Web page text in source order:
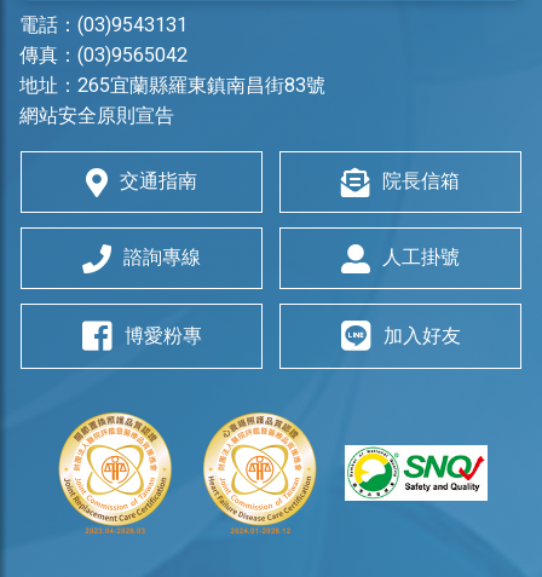
電話： (03)9543131
傳真：(03)9565042
地址： 265宜蘭縣羅東鎮南昌街83號
網站安全原則宣告
交通指南 院長信箱
諮詢專線 人工掛號
博愛粉專 加入好友